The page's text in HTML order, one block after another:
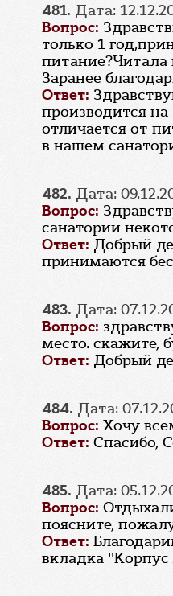
481. Дата:
Вопрос:
только 1
питание?Читала
Заранее
Ответ:
производится
отличается от
в нашем
482. Дата:
Вопрос:
санатории
Ответ: Добрый
принимаются
483. Дата:
Вопрос:
место. скажите,
Ответ: Добрый
484. Дата:
Вопрос: Хочу
Ответ: Спасибо,
485. Дата:
Вопрос:
поясните,
Ответ:
вкладка